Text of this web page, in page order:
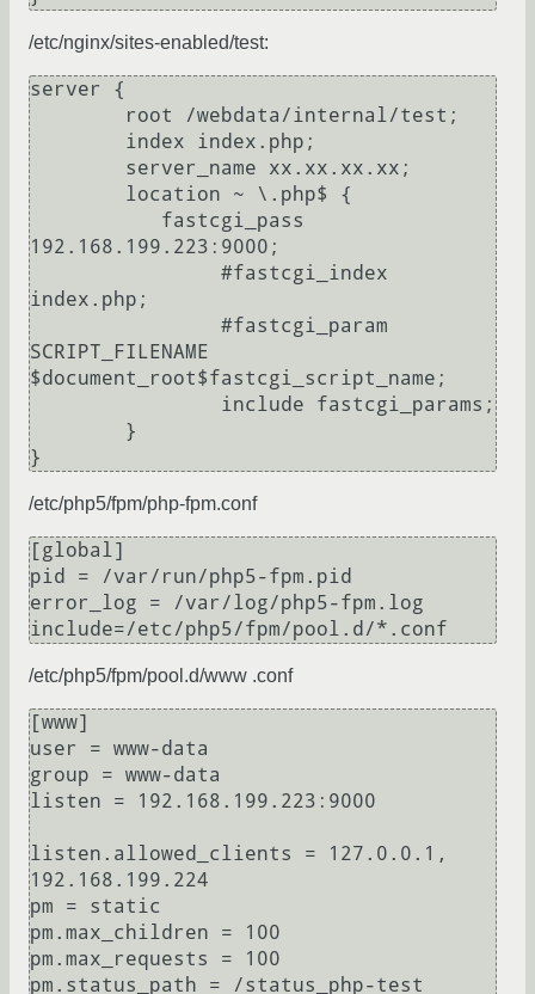
/etc/nginx/sites-enabled/test:
server {
192.168.199.223:9000;
index.php;
SCRIPT_FILENAME
$document_root$fastcgi_script_name;
/etc/php5/fpm/php-fpm.conf
[global]
pid = /var/run/php5-fpm.pid
error_log = /var/log/php5-fpm.log
/etc/php5/fpm/pool.d/www .conf
[www]
user = www-data
group = www-data
listen = 192.168.199.223:9000
listen.allowed_clients = 127.0.0.1,
192.168.199.224
pm = static
pm.max_children = 100
pm.max_requests = 100
pm.status_path = /status_php-test